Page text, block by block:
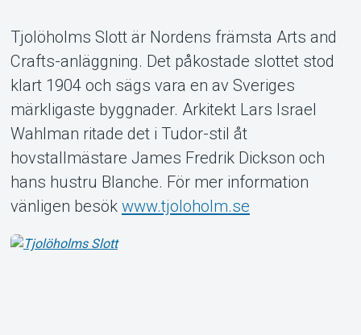
Support
Om Tickster
Tjolöholms Slott är Nordens främsta Arts and
Crafts-anläggning. Det påkostade slottet stod
klart 1904 och sägs vara en av Sveriges
märkligaste byggnader. Arkitekt Lars Israel
Wahlman ritade det i Tudor-stil åt
hovstallmästare James Fredrik Dickson och
hans hustru Blanche. För mer information
vänligen besök www.tjoloholm.se